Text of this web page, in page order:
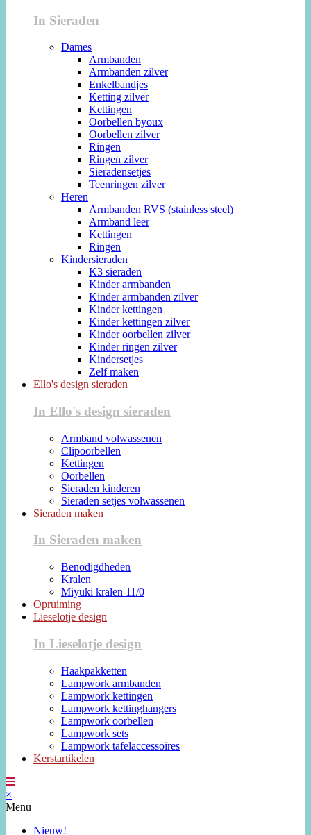
In Sieraden
Dames
Armbanden
Armbanden zilver
Enkelbandjes
Ketting zilver
Kettingen
Oorbellen byoux
Oorbellen zilver
Ringen
Ringen zilver
Sieradensetjes
Teenringen zilver
Heren
Armbanden RVS (stainless steel)
Armband leer
Kettingen
Ringen
Kindersieraden
K3 sieraden
Kinder armbanden
Kinder armbanden zilver
Kinder kettingen
Kinder kettingen zilver
Kinder oorbellen zilver
Kinder ringen zilver
Kindersetjes
Zelf maken
Ello's design sieraden
In Ello's design sieraden
Armband volwassenen
Clipoorbellen
Kettingen
Oorbellen
Sieraden kinderen
Sieraden setjes volwassenen
Sieraden maken
In Sieraden maken
Benodigdheden
Kralen
Miyuki kralen 11/0
Opruiming
Lieselotje design
In Lieselotje design
Haakpakketten
Lampwork armbanden
Lampwork kettingen
Lampwork kettinghangers
Lampwork oorbellen
Lampwork sets
Lampwork tafelaccessoires
Kerstartikelen
×
Menu
Nieuw!